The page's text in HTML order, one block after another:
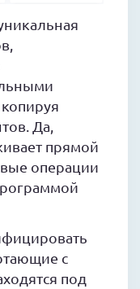
Да,
прямой
операции
с
под